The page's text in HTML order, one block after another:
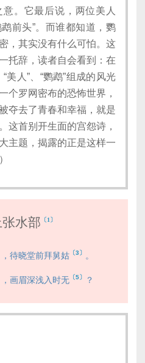
。它最后说，两位美人
鹉前头”。而谁都知道，鹦
，其实没有什么可怕。这
托辞，读者自会看到：在
美人”、“鹦鹉”组成的风光
个罗网密布的恐怖世界，
夺去了青春和幸福，就是
这首别开生面的宫怨诗，
主题，揭露的正是这样一
水部 〔1〕
，待晓堂前拜舅姑 〔3〕 。
，画眉深浅入时无 〔5〕 ？